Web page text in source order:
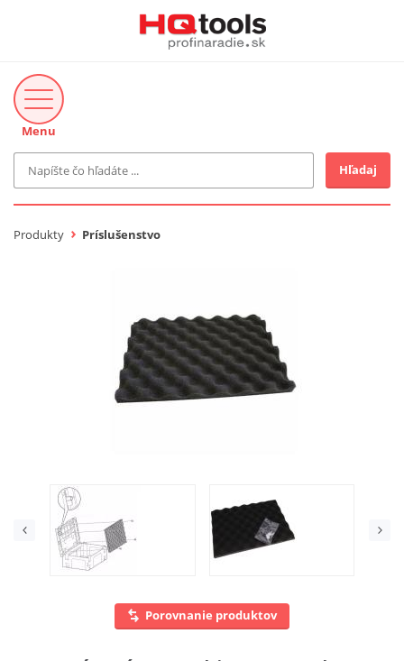
Značka
Makita-Záhrada
Proxxon Industrial
EUR
novinka v ponuke
Hľadaj
Menu
Produkty Príslušenstvo
Porovnanie produktov